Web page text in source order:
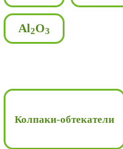
Al2O3
Колпаки-обтекатели